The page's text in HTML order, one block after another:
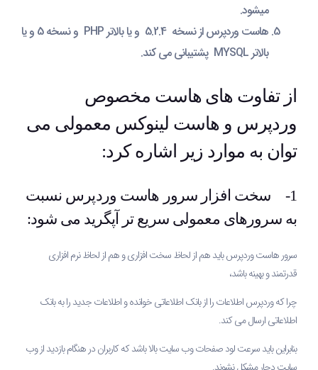
میشود.
هاست وردپرس از نسخه 5.2.4 و یا بالاتر PHP و نسخه 5 و یا
بالاتر MYSQL پشتیبانی می کند.
از تفاوت های هاست مخصوص
وردپرس و هاست لینوکس معمولی می
توان به موارد زیر اشاره کرد:
1- سخت افزار سرور هاست وردپرس نسبت
به سرورهای معمولی سریع تر آپگرید می شود:
سرور هاست وردپرس باید هم از لحاظ سخت افزاری و هم از لحاظ نرم افزاری
قدرتمند و بهینه باشد،
چرا که وردپرس اطلاعات را از بانک اطلاعاتی خوانده و اطلاعات جدید را به بانک
اطلاعاتی ارسال می کند.
بنابراین باید سرعت لود صفحات وب سایت بالا باشد که کاربران در هنگام بازدید از وب